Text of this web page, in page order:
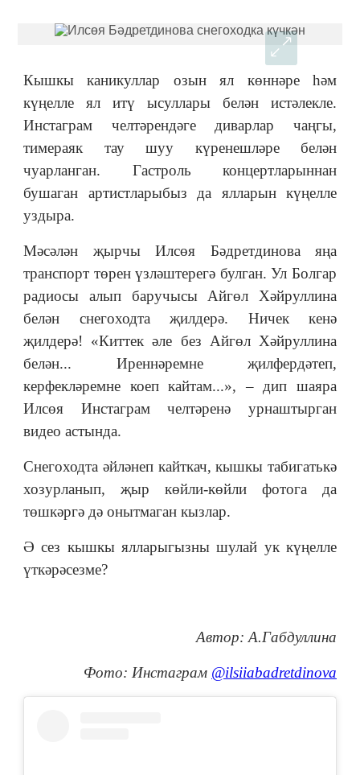
Кышкы каникуллар озын ял көннәре һәм
күңелле ял итү ысуллары белән истәлекле.
Инстаграм челтәрендәге диварлар чаңгы,
тимераяк тау шуу күренешләре белән
чуарланган. Гастроль концертларыннан
бушаган артистларыбыз да ялларын күңелле
уздыра.
Мәсәлән җырчы Илсөя Бәдретдинова яңа
транспорт төрен үзләштерегә булган. Ул Болгар
радиосы алып баручысы Айгөл Хәйруллина
белән снегоходта җилдерә. Ничек кенә
җилдерә! «Киттек әле без Айгөл Хәйруллина
белән... Иреннәремне җилфердәтеп,
керфекләремне коеп кайтам...», – дип шаяра
Илсөя Инстаграм челтәренә урнаштырган
видео астында.
Снегоходта әйләнеп кайткач, кышкы табигатькә
хозурланып, җыр көйли-көйли фотога да
төшкәргә дә онытмаган кызлар.
Ә сез кышкы ялларыгызны шулай ук күңелле
үткәрәсезме?
Автор: А.Габдуллина
Фото: Инстаграм @ilsiiabadretdinova